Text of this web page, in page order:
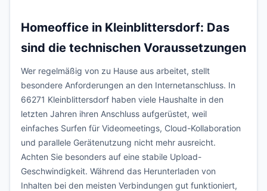
Homeoffice in Kleinblittersdorf: Das
sind die technischen Voraussetzungen
Wer regelmäßig von zu Hause aus arbeitet, stellt
besondere Anforderungen an den Internetanschluss. In
66271 Kleinblittersdorf haben viele Haushalte in den
letzten Jahren ihren Anschluss aufgerüstet, weil
einfaches Surfen für Videomeetings, Cloud-Kollaboration
und parallele Gerätenutzung nicht mehr ausreicht.
Achten Sie besonders auf eine stabile Upload-
Geschwindigkeit. Während das Herunterladen von
Inhalten bei den meisten Verbindungen gut funktioniert,